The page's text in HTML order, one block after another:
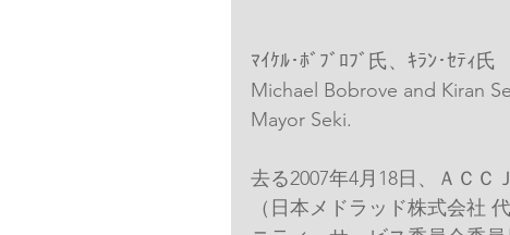
ﾏｲｹﾙ･ﾎﾞﾌﾞﾛﾌﾞ氏、ｷﾗﾝ･ｾﾃｨ
Michael Bobrove and Kiran
Mayor Seki.
去る2007年4月18日、ＡＣ
（日本メドラッド株式会社